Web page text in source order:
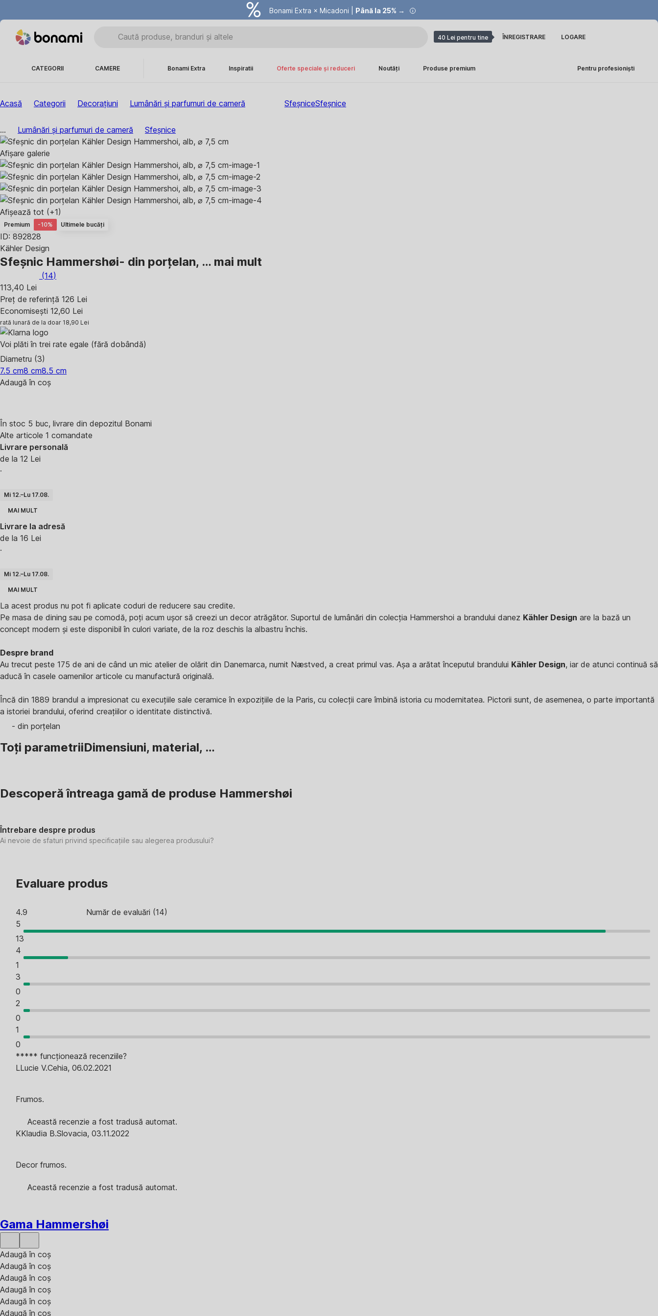
Bonami Extra × Micadoni | Până la 25% →
Summer Sale | Economisești până la 40% →
40 Lei pentru tine ÎNREGISTRARE LOGARE
CATEGORII CAMERE Bonami Extra Inspiratii Oferte speciale și reduceri Noutăți Produse premium Pentru profesioniști
Acasă Categorii Decorațiuni Lumânări și parfumuri de cameră SfeșniceSfeșnice
... Lumânări și parfumuri de cameră Sfeșnice
Afișare galerie
Afișează tot (+1)
Premium -10% Ultimele bucăți
ID: 892828
Kähler Design
Sfeșnic Hammershøi- din porțelan, … mai mult
(14)
113,40 Lei
Preț de referință 126 Lei
Economisești 12,60 Lei
rată lunară de la doar 18,90 Lei
Voi plăti în trei rate egale (fără dobândă)
Diametru (3)
7.5 cm8 cm8.5 cm
Adaugă în coș
În stoc 5 buc, livrare din depozitul Bonami
Alte articole 1 comandate
Livrare personală
de la 12 Lei
·
Mi 12.–Lu 17.08.
MAI MULT
Livrare la adresă
de la 16 Lei
·
Mi 12.–Lu 17.08.
MAI MULT
La acest produs nu pot fi aplicate coduri de reducere sau credite.
Pe masa de dining sau pe comodă, poți acum ușor să creezi un decor atrăgător. Suportul de lumânări din colecția Hammershoi a brandului danez Kähler Design are la bază un
concept modern și este disponibil în culori variate, de la roz deschis la albastru închis.
Despre brand
Au trecut peste 175 de ani de când un mic atelier de olărit din Danemarca, numit Næstved, a creat primul vas. Așa a arătat începutul brandului Kähler Design, iar de atunci continuă să
aducă în casele oamenilor articole cu manufactură originală.
Încă din 1889 brandul a impresionat cu execuțiile sale ceramice în expozițiile de la Paris, cu colecții care îmbină istoria cu modernitatea. Pictorii sunt, de asemenea, o parte importantă
a istoriei brandului, oferind creațiilor o identitate distinctivă.
- din porțelan
Toți parametriiDimensiuni, material, …
Descoperă întreaga gamă de produse Hammershøi
Întrebare despre produs
Ai nevoie de sfaturi privind specificațiile sau alegerea produsului?
Evaluare produs
4.9 Număr de evaluări (14)
5
13
4
1
3
0
2
0
1
0
***** funcționează recenziile?
LLucie V.Cehia, 06.02.2021
Frumos.
Această recenzie a fost tradusă automat.
KKlaudia B.Slovacia, 03.11.2022
Decor frumos.
Această recenzie a fost tradusă automat.
Gama Hammershøi
Adaugă în coș
Adaugă în coș
Adaugă în coș
Adaugă în coș
Adaugă în coș
Adaugă în coș